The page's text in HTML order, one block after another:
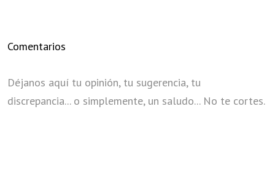
Comentarios
Déjanos aquí tu opinión, tu sugerencia, tu
discrepancia... o simplemente, un saludo... No te cortes.